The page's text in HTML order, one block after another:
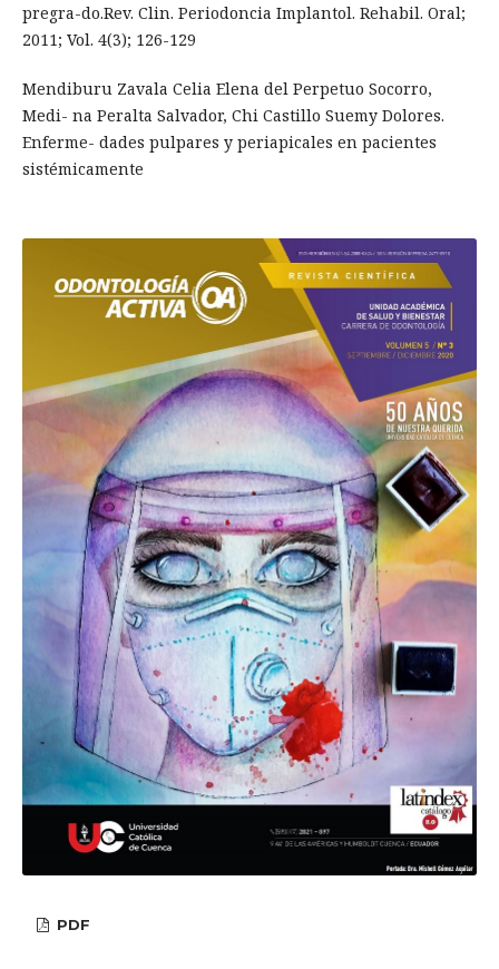
pregra-do.Rev. Clin. Periodoncia Implantol. Rehabil. Oral;
2011; Vol. 4(3); 126-129
Mendiburu Zavala Celia Elena del Perpetuo Socorro,
Medi- na Peralta Salvador, Chi Castillo Suemy Dolores.
Enferme- dades pulpares y periapicales en pacientes
sistémicamente
PDF